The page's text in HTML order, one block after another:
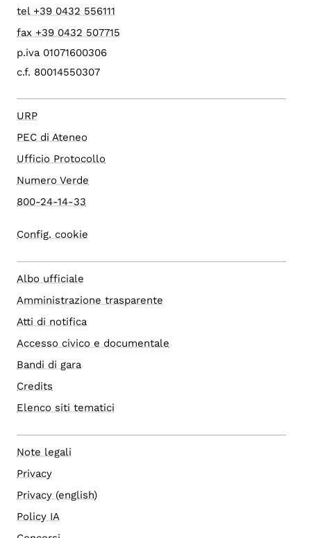
tel +39 0432 556111
fax +39 0432 507715
p.iva 01071600306
c.f. 80014550307
URP
PEC di Ateneo
Ufficio Protocollo
Numero Verde
800-24-14-33
Config. cookie
Albo ufficiale
Amministrazione trasparente
Atti di notifica
Accesso civico e documentale
Bandi di gara
Credits
Elenco siti tematici
Note legali
Privacy
Privacy (english)
Policy IA